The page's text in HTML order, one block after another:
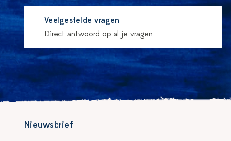
Veelgestelde vragen
Direct antwoord op al je vragen
Nieuwsbrief